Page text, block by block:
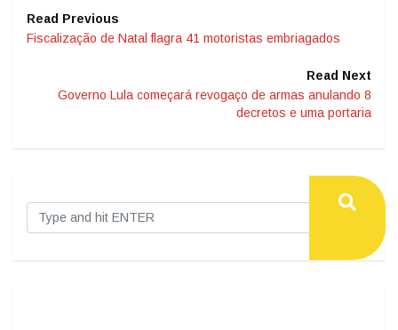
Read Previous
Fiscalização de Natal flagra 41 motoristas embriagados
Read Next
Governo Lula começará revogaço de armas anulando 8
decretos e uma portaria